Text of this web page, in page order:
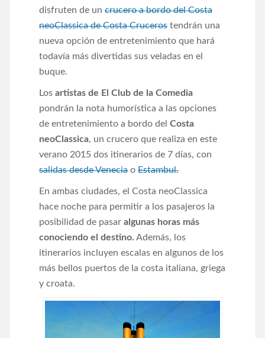
disfruten de un crucero a bordo del Costa
neoClassica de Costa Cruceros tendrán una
nueva opción de entretenimiento que hará
todavía más divertidas sus veladas en el
buque.
Los artistas de El Club de la Comedia
pondrán la nota humorística a las opciones
de entretenimiento a bordo del Costa
neoClassica, un crucero que realiza en este
verano 2015 dos itinerarios de 7 días, con
salidas desde Venecia o Estambul.
En ambas ciudades, el Costa neoClassica
hace noche para permitir a los pasajeros la
posibilidad de pasar algunas horas más
conociendo el destino. Además, los
itinerarios incluyen escalas en algunos de los
más bellos puertos de la costa italiana, griega
y croata.